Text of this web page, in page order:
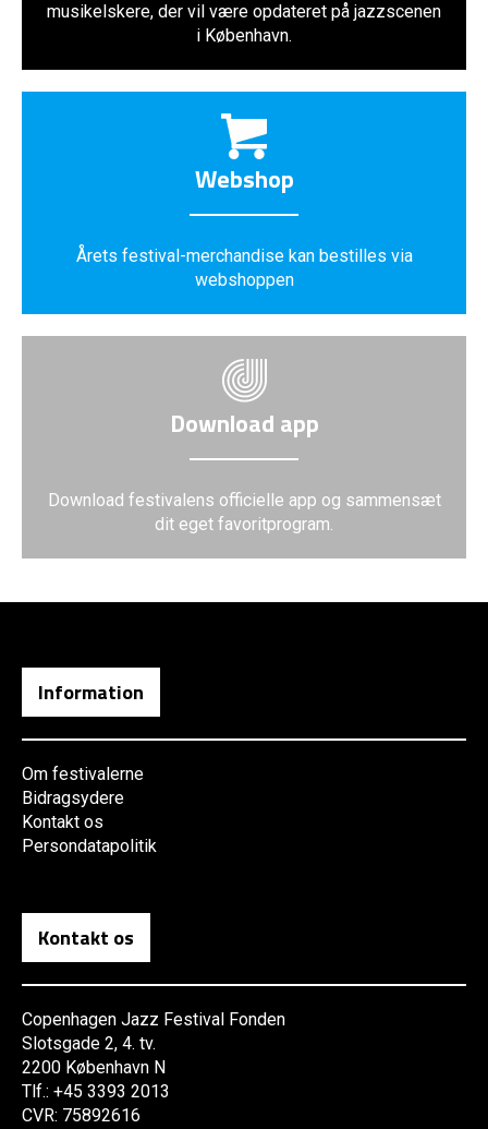
musikelskere, der vil være opdateret på jazzscenen
i København.
Webshop
Årets festival-merchandise kan bestilles via
webshoppen
Download app
Download festivalens officielle app og sammensæt
dit eget favoritprogram.
Information
Om festivalerne
Bidragsydere
Kontakt os
Persondatapolitik
Kontakt os
Copenhagen Jazz Festival Fonden
Slotsgade 2, 4. tv.
2200 København N
Tlf.: +45 3393 2013
CVR: 75892616